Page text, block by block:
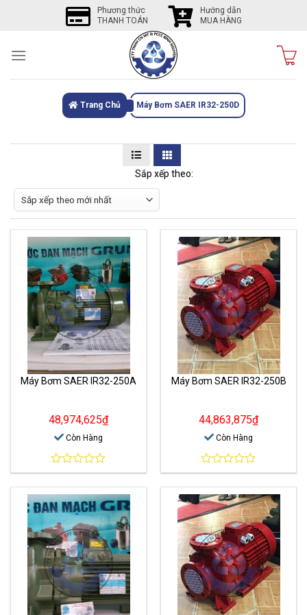
Phương thức
THANH TOÁN
Hướng dẫn
MUA HÀNG
Trang Chủ Máy Bơm SAER IR32-250D
Sắp xếp theo:
Máy Bơm SAER IR32-250A
48,974,625₫
Còn Hàng
0
out
of
5
Máy Bơm SAER IR32-250B
44,863,875₫
Còn Hàng
0
out
of
5